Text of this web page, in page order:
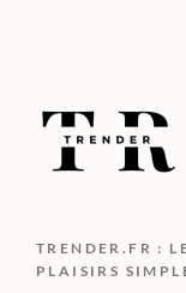
TRENDER.FR :
PLAISIRS